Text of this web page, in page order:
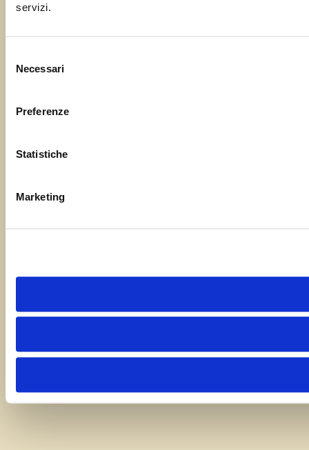
servizi.
delNecessari
Preferenze
Statistiche
Marketing